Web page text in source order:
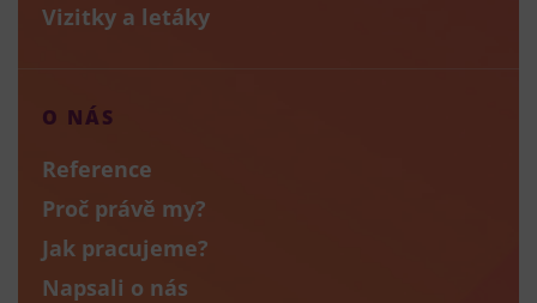
Vizitky a letáky
O NÁS
Reference
Proč právě my?
Jak pracujeme?
Napsali o nás